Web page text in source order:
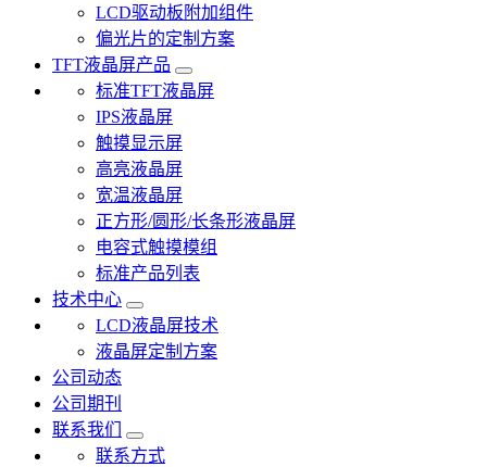
LCD驱动板附加组件
偏光片的定制方案
TFT液晶屏产品
标准TFT液晶屏
IPS液晶屏
触摸显示屏
高亮液晶屏
宽温液晶屏
正方形/圆形/长条形液晶屏
电容式触摸模组
标准产品列表
技术中心
LCD液晶屏技术
液晶屏定制方案
公司动态
公司期刊
联系我们
联系方式